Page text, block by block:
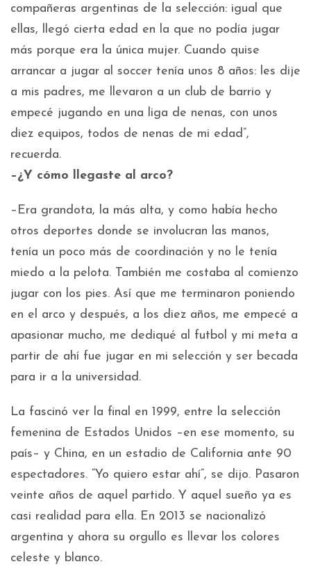
compañeras argentinas de la selección: igual que
ellas, llegó cierta edad en la que no podía jugar
más porque era la única mujer. Cuando quise
arrancar a jugar al soccer tenía unos 8 años: les dije
a mis padres, me llevaron a un club de barrio y
empecé jugando en una liga de nenas, con unos
diez equipos, todos de nenas de mi edad”,
recuerda.
–¿Y cómo llegaste al arco?
–Era grandota, la más alta, y como había hecho
otros deportes donde se involucran las manos,
tenía un poco más de coordinación y no le tenía
miedo a la pelota. También me costaba al comienzo
jugar con los pies. Así que me terminaron poniendo
en el arco y después, a los diez años, me empecé a
apasionar mucho, me dediqué al futbol y mi meta a
partir de ahí fue jugar en mi selección y ser becada
para ir a la universidad.
La fascinó ver la final en 1999, entre la selección
femenina de Estados Unidos –en ese momento, su
país– y China, en un estadio de California ante 90
espectadores. “Yo quiero estar ahí”, se dijo. Pasaron
veinte años de aquel partido. Y aquel sueño ya es
casi realidad para ella. En 2013 se nacionalizó
argentina y ahora su orgullo es llevar los colores
celeste y blanco.